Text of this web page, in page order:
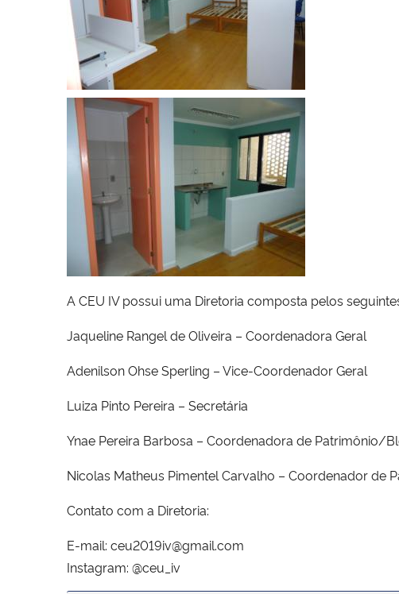
A CEU IV possui uma Diretoria composta pelos
Jaqueline Rangel de Oliveira – Coordenadora Geral
Adenilson Ohse Sperling – Vice-Coordenador Geral
Luiza Pinto Pereira – Secretária
Ynae Pereira Barbosa – Coordenadora de Patrimônio/
Nicolas Matheus Pimentel Carvalho – Coordenador de
Contato com a Diretoria:
E-mail: ceu2019iv@gmail.com
Instagram: @ceu_iv